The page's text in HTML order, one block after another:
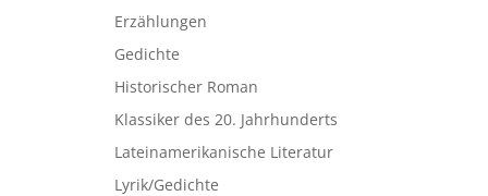
Erzählungen
Gedichte
Historischer Roman
Klassiker des 20. Jahrhunderts
Lateinamerikanische Literatur
Lyrik/Gedichte